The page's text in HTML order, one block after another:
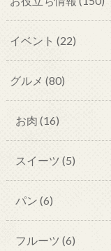
イベント (22)
グルメ (80)
お肉 (16)
スイーツ (5)
パン (6)
フルーツ (6)